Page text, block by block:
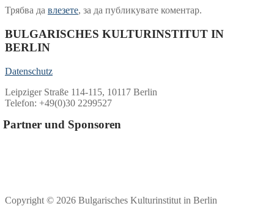
Трябва да влезете, за да публикувате коментар.
BULGARISCHES KULTURINSTITUT IN
BERLIN
Datenschutz
Leipziger Straße 114-115, 10117 Berlin
Telefon: +49(0)30 2299527
Partner und Sponsoren
Copyright © 2026 Bulgarisches Kulturinstitut in Berlin